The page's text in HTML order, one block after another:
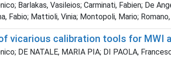
Barlakas, Vasileios; Carminati, Fabien; De
Fabio; Mattioli, Vinia; Montopoli, Mario;
vicarious calibration tools for MWI
DE NATALE, MARIA PIA; DI PAOLA,